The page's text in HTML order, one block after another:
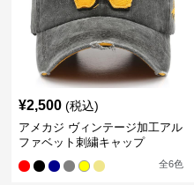
¥2,500 (税込)
アメカジ ヴィンテージ加工アル
ファベット刺繍キャップ
全6色